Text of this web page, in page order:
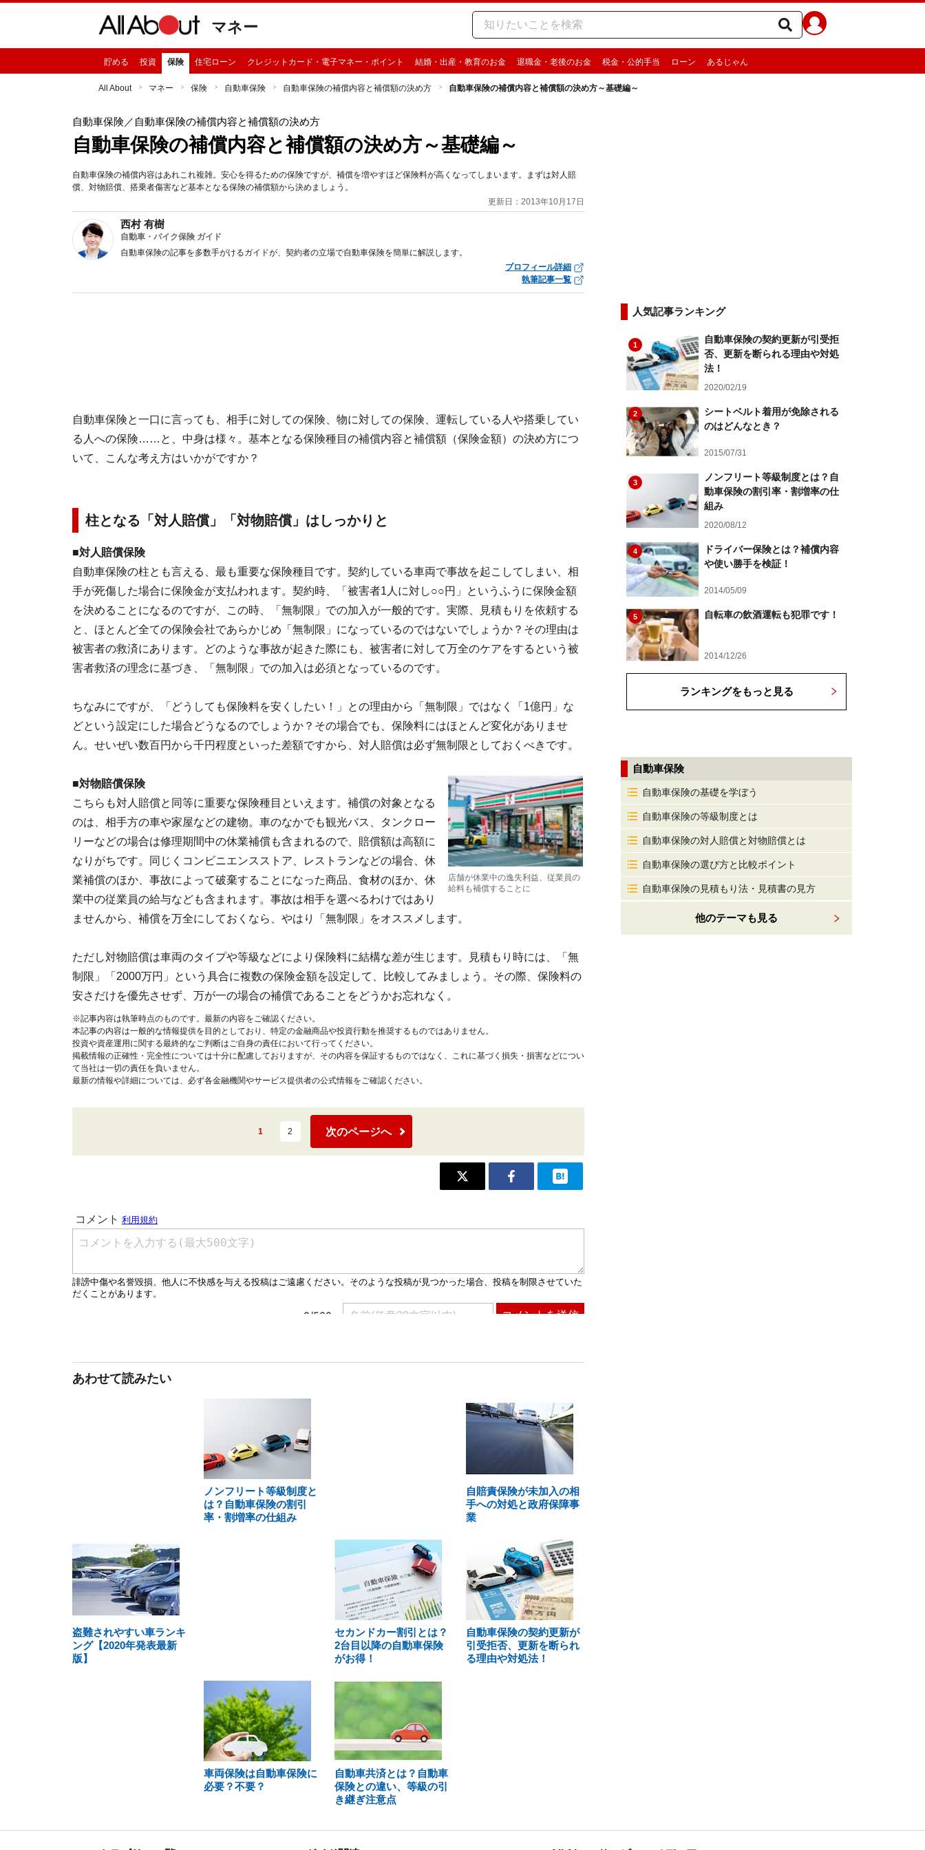
マネー
貯める 投資 保険 住宅ローン クレジットカード・電子マネー・ポイント 結婚・出産・教育のお金 退職金・老後のお金 税金・公的手当 ローン あるじゃん
All About マネー 保険 自動車保険 自動車保険の補償内容と補償額の決め方 自動車保険の補償内容と補償額の決め方～基礎編～
自動車保険／自動車保険の補償内容と補償額の決め方
自動車保険の補償内容と補償額の決め方～基礎編～
自動車保険の補償内容はあれこれ複雑。安心を得るための保険ですが、補償を増やすほど保険料が高くなってしまいます。まずは対人賠
償、対物賠償、搭乗者傷害など基本となる保険の補償額から決めましょう。
更新日：2013年10月17日
西村 有樹
自動車・バイク保険 ガイド
自動車保険の記事を多数手がけるガイドが、契約者の立場で自動車保険を簡単に解説します。
プロフィール詳細
執筆記事一覧
自動車保険と一口に言っても、相手に対しての保険、物に対しての保険、運転している人や搭乗してい
る人への保険……と、中身は様々。基本となる保険種目の補償内容と補償額（保険金額）の決め方につ
いて、こんな考え方はいかがですか？
柱となる「対人賠償」「対物賠償」はしっかりと
■対人賠償保険
自動車保険の柱とも言える、最も重要な保険種目です。契約している車両で事故を起こしてしまい、相
手が死傷した場合に保険金が支払われます。契約時、「被害者1人に対し○○円」というふうに保険金額
を決めることになるのですが、この時、「無制限」での加入が一般的です。実際、見積もりを依頼する
と、ほとんど全ての保険会社であらかじめ「無制限」になっているのではないでしょうか？その理由は
被害者の救済にあります。どのような事故が起きた際にも、被害者に対して万全のケアをするという被
害者救済の理念に基づき、「無制限」での加入は必須となっているのです。
ちなみにですが、「どうしても保険料を安くしたい！」との理由から「無制限」ではなく「1億円」な
どという設定にした場合どうなるのでしょうか？その場合でも、保険料にはほとんど変化がありませ
ん。せいぜい数百円から千円程度といった差額ですから、対人賠償は必ず無制限としておくべきです。
店舗が休業中の逸失利益、従業員の
給料も補償することに
■対物賠償保険
こちらも対人賠償と同等に重要な保険種目といえます。補償の対象となる
のは、相手方の車や家屋などの建物。車のなかでも観光バス、タンクロー
リーなどの場合は修理期間中の休業補償も含まれるので、賠償額は高額に
なりがちです。同じくコンビニエンスストア、レストランなどの場合、休
業補償のほか、事故によって破棄することになった商品、食材のほか、休
業中の従業員の給与なども含まれます。事故は相手を選べるわけではあり
ませんから、補償を万全にしておくなら、やはり「無制限」をオススメします。
ただし対物賠償は車両のタイプや等級などにより保険料に結構な差が生じます。見積もり時には、「無
制限」「2000万円」という具合に複数の保険金額を設定して、比較してみましょう。その際、保険料の
安さだけを優先させず、万が一の場合の補償であることをどうかお忘れなく。
※記事内容は執筆時点のものです。最新の内容をご確認ください。
本記事の内容は一般的な情報提供を目的としており、特定の金融商品や投資行動を推奨するものではありません。
投資や資産運用に関する最終的なご判断はご自身の責任において行ってください。
掲載情報の正確性・完全性については十分に配慮しておりますが、その内容を保証するものではなく、これに基づく損失・損害などについ
て当社は一切の責任を負いません。
最新の情報や詳細については、必ず各金融機関やサービス提供者の公式情報をご確認ください。
1 2 次のページへ
あわせて読みたい
ノンフリート等級制度と
は？自動車保険の割引
率・割増率の仕組み
自賠責保険が未加入の相
手への対処と政府保障事
業
盗難されやすい車ランキ
ング【2020年発表最新
版】
セカンドカー割引とは？
2台目以降の自動車保険
がお得！
自動車保険の契約更新が
引受拒否、更新を断られ
る理由や対処法！
車両保険は自動車保険に
必要？不要？
自動車共済とは？自動車
保険との違い、等級の引
き継ぎ注意点
人気記事ランキング
1
自動車保険の契約更新が引受拒
否、更新を断られる理由や対処
法！
2020/02/19
2
シートベルト着用が免除される
のはどんなとき？
2015/07/31
3
ノンフリート等級制度とは？自
動車保険の割引率・割増率の仕
組み
2020/08/12
4
ドライバー保険とは？補償内容
や使い勝手を検証！
2014/05/09
5 自転車の飲酒運転も犯罪です！
2014/12/26
ランキングをもっと見る
自動車保険
自動車保険の基礎を学ぼう
自動車保険の等級制度とは
自動車保険の対人賠償と対物賠償とは
自動車保険の選び方と比較ポイント
自動車保険の見積もり法・見積書の見方
他のテーマも見る